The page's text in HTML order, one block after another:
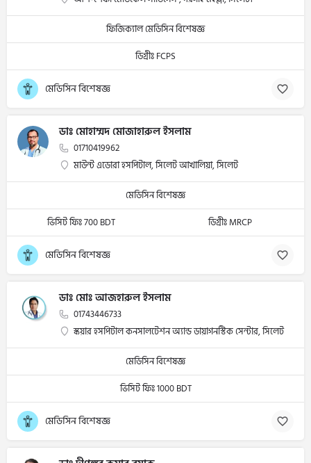
ফিজিক্যাল মেডিসিন বিশেষজ্ঞ
ডিগ্রীঃ FCPS
মেডিসিন বিশেষজ্ঞ
ডাঃ মোহাম্মদ মোজাহারুল ইসলাম
01710419962
মাউন্ট এডোরা হসপিটাল, সিলেট আখালিয়া, সিলেট
মেডিসিন বিশেষজ্ঞ
ভিসিট ফিঃ 700 BDT
ডিগ্রীঃ MRCP
মেডিসিন বিশেষজ্ঞ
ডাঃ মোঃ আজহারুল ইসলাম
01743446733
স্কয়ার হসপিটাল কনসালটেশন অ্যান্ড ডায়াগনস্টিক সেন্টার, সিলেট
মেডিসিন বিশেষজ্ঞ
ভিসিট ফিঃ 1000 BDT
মেডিসিন বিশেষজ্ঞ